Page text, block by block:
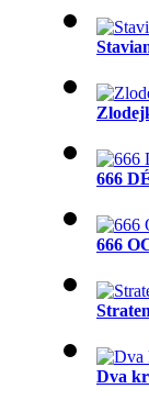
666
666
Dva